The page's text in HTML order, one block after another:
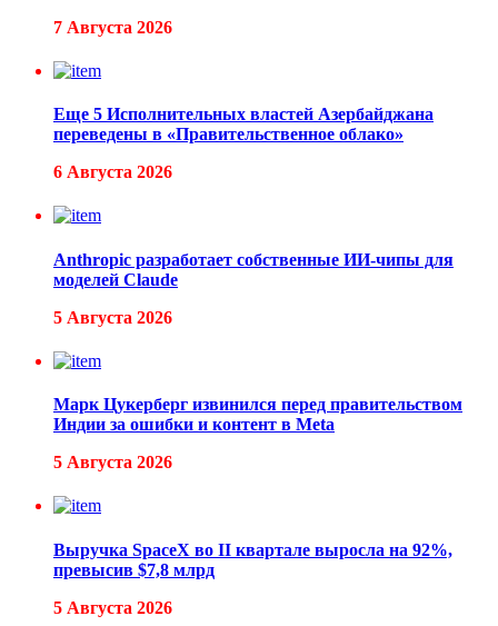
7 Августа 2026
Еще 5 Исполнительных властей Азербайджана
переведены в «Правительственное облако»
6 Августа 2026
Anthropic разработает собственные ИИ-чипы для
моделей Claude
5 Августа 2026
Марк Цукерберг извинился перед правительством
Индии за ошибки и контент в Meta
5 Августа 2026
Выручка SpaceX во II квартале выросла на 92%,
превысив $7,8 млрд
5 Августа 2026